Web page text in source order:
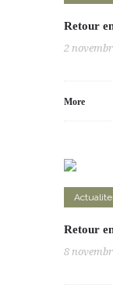
Retour
2
More
Retour
8